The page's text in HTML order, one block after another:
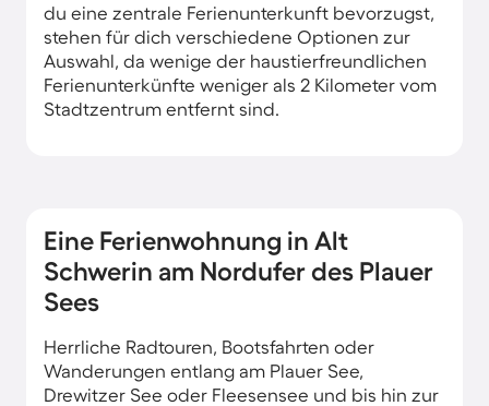
du eine zentrale Ferienunterkunft bevorzugst,
stehen für dich verschiedene Optionen zur
Auswahl, da wenige der haustierfreundlichen
Ferienunterkünfte weniger als 2 Kilometer vom
Stadtzentrum entfernt sind.
Eine Ferienwohnung in Alt
Schwerin am Nordufer des Plauer
Sees
Herrliche Radtouren, Bootsfahrten oder
Wanderungen entlang am Plauer See,
Drewitzer See oder Fleesensee und bis hin zur